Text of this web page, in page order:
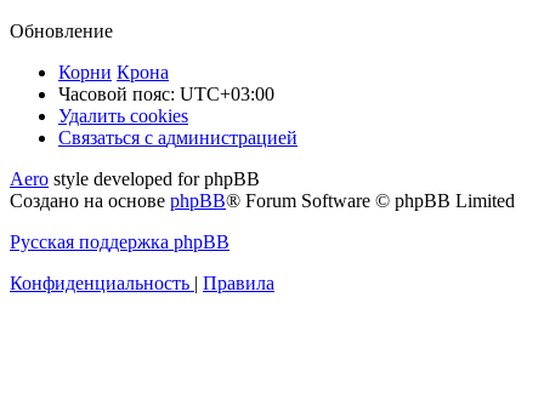
Обновление
Корни Крона
Часовой пояс: UTC+03:00
Удалить cookies
Связаться
администрацией
Связаться с администрацией
Aero style developed for phpBB
Создано на основе phpBB® Forum Software © phpBB Limited
Русская поддержка phpBB
Конфиденциальность | Правила